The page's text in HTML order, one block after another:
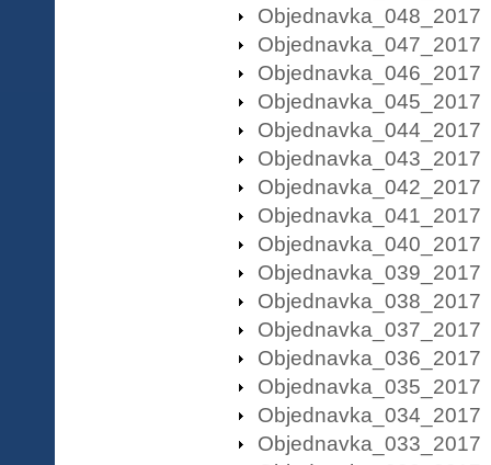
Objednavka_048_2017
Objednavka_047_2017
Objednavka_046_2017
Objednavka_045_2017
Objednavka_044_2017
Objednavka_043_2017
Objednavka_042_2017
Objednavka_041_2017
Objednavka_040_2017
Objednavka_039_2017
Objednavka_038_2017
Objednavka_037_2017
Objednavka_036_2017
Objednavka_035_2017
Objednavka_034_2017
Objednavka_033_2017